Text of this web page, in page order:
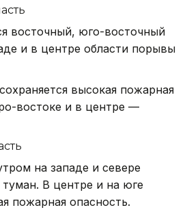
восточный, юго-восточный
и в центре области порывы
высокая пожарная
востоке и в центре —
на западе и севере
В центре и на юге
пожарная опасность.